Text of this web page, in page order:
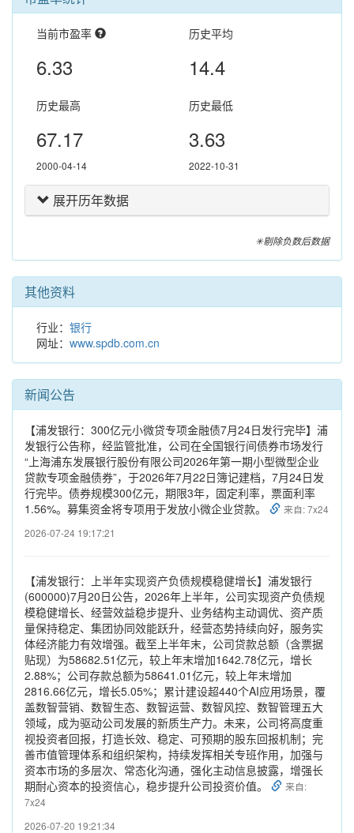
当前市盈率
6.33
历史平均
14.4
历史最高
67.17
2000-04-14
历史最低
3.63
2022-10-31
展开历年数据
✳剔除负数后数据
其他资料
行业： 银行
网址： www.spdb.com.cn
新闻公告
【浦发银行：300亿元小微贷专项金融债7月24日发行完毕】浦
发银行公告称，经监管批准，公司在全国银行间债券市场发行
“上海浦东发展银行股份有限公司2026年第一期小型微型企业
贷款专项金融债券”，于2026年7月22日簿记建档，7月24日发
行完毕。债券规模300亿元，期限3年，固定利率，票面利率
1.56%。募集资金将专项用于发放小微企业贷款。
来自: 7x24
2026-07-24 19:17:21
【浦发银行：上半年实现资产负债规模稳健增长】浦发银行
(600000)7月20日公告，2026年上半年，公司实现资产负债规
模稳健增长、经营效益稳步提升、业务结构主动调优、资产质
量保持稳定、集团协同效能跃升，经营态势持续向好，服务实
体经济能力有效增强。截至上半年末，公司贷款总额（含票据
贴现）为58682.51亿元，较上年末增加1642.78亿元，增长
2.88%；公司存款总额为58641.01亿元，较上年末增加
2816.66亿元，增长5.05%；累计建设超440个AI应用场景，覆
盖数智营销、数智生态、数智运营、数智风控、数智管理五大
领域，成为驱动公司发展的新质生产力。未来，公司将高度重
视投资者回报，打造长效、稳定、可预期的股东回报机制；完
善市值管理体系和组织架构，持续发挥相关专班作用，加强与
资本市场的多层次、常态化沟通，强化主动信息披露，增强长
期耐心资本的投资信心，稳步提升公司投资价值。
来自:
7x24
2026-07-20 19:21:34